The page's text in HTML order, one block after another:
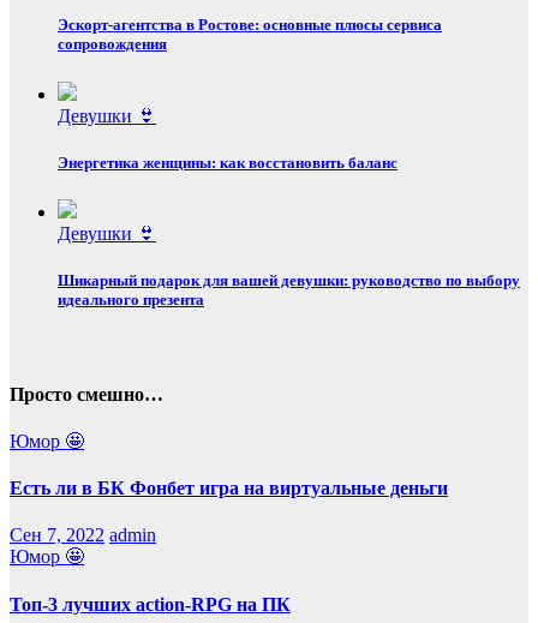
Эскорт‑агентства в Ростове: основные плюсы сервиса
сопровождения
Девушки 👙
Энергетика женщины: как восстановить баланс
Девушки 👙
Шикарный подарок для вашей девушки: руководство по выбору
идеального презента
Просто смешно…
Юмор 🤩
Есть ли в БК Фонбет игра на виртуальные деньги
Сен 7, 2022 admin
Юмор 🤩
Топ-3 лучших action-RPG на ПК